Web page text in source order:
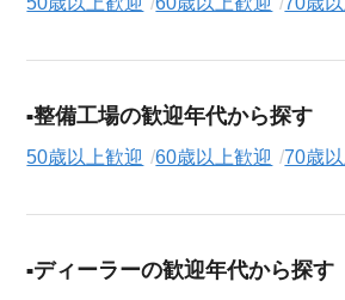
整備工場の歓迎年代から探す
50歳以上歓迎 60歳以上歓迎 70歳
ディーラーの歓迎年代から探す